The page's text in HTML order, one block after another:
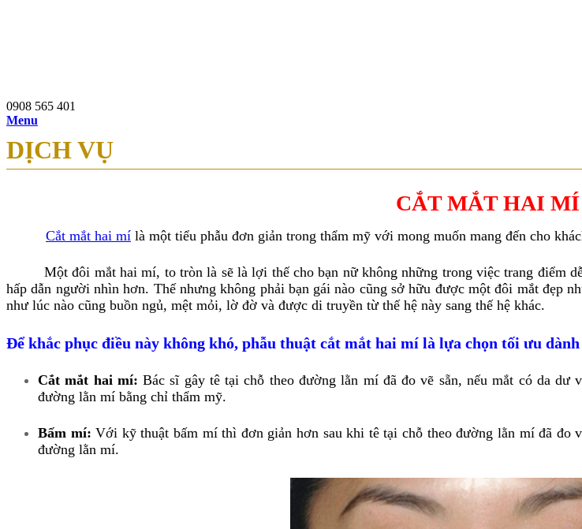
0908 565 401
Menu
DỊCH VỤ
CẮT MẮT HAI MÍ
Cắt mắt hai mí là một tiểu phẫu đơn giản trong thẩm mỹ với mong muốn mang đến cho
Một đôi mắt hai mí, to tròn là sẽ là lợi thế cho bạn nữ không những trong việc trang điểm dễ
hấp dẫn người nhìn hơn. Thế nhưng không phải bạn gái nào cũng sở hữu được một đôi mắt đẹp
như lúc nào cũng buồn ngủ, mệt mỏi, lờ đờ và được di truyền từ thế hệ này sang thế hệ khác.
Để khắc phục điều này không khó, phẫu thuật cắt mắt hai mí là lựa chọn tối ưu dành
Cắt mắt hai mí: Bác sĩ gây tê tại chỗ theo đường lằn mí đã đo vẽ sẵn, nếu mắt có da
đường lằn mí bằng chỉ thẩm mỹ.
Bấm mí: Với kỹ thuật bấm mí thì đơn giản hơn sau khi tê tại chỗ theo đường lằn mí đã đo
đường lằn mí.